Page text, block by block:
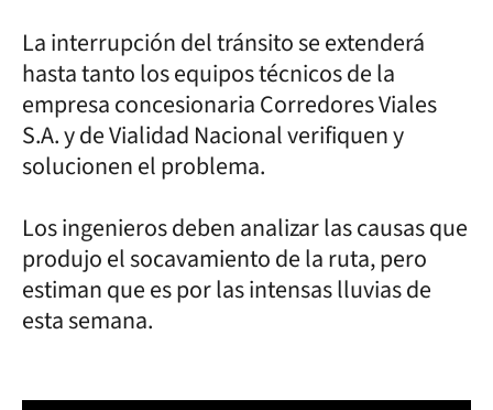
La interrupción del tránsito se extenderá
hasta tanto los equipos técnicos de la
empresa concesionaria Corredores Viales
S.A. y de Vialidad Nacional verifiquen y
solucionen el problema.
Los ingenieros deben analizar las causas que
produjo el socavamiento de la ruta, pero
estiman que es por las intensas lluvias de
esta semana.